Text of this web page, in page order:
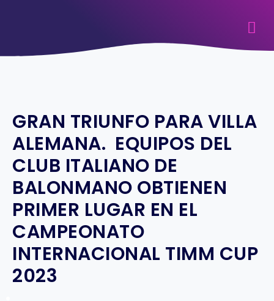
GRAN TRIUNFO PARA VILLA
ALEMANA. EQUIPOS DEL
CLUB ITALIANO DE
BALONMANO OBTIENEN
PRIMER LUGAR EN EL
CAMPEONATO
INTERNACIONAL TIMM CUP
2023